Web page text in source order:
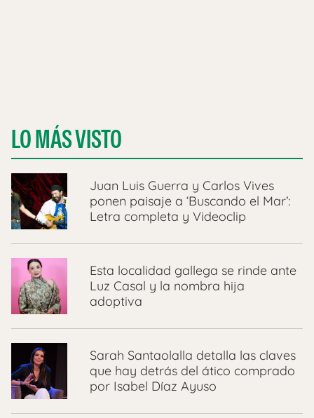
LO MÁS VISTO
Juan Luis Guerra y Carlos Vives
ponen paisaje a ‘Buscando el Mar’:
Letra completa y Videoclip
Esta localidad gallega se rinde ante
Luz Casal y la nombra hija
adoptiva
Sarah Santaolalla detalla las claves
que hay detrás del ático comprado
por Isabel Díaz Ayuso